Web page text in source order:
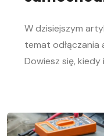
W dzisiejszym
temat odłączania
Dowiesz się,
pomoże Ci
niezależnie od